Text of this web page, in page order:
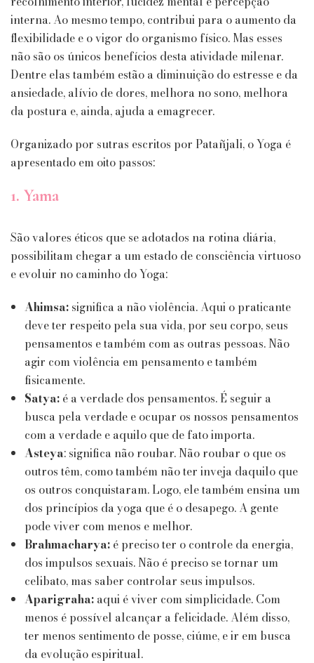
interna. Ao mesmo tempo, contribui para o aumento da
flexibilidade e o vigor do organismo físico. Mas esses
não são os únicos benefícios desta atividade milenar.
Dentre elas também estão a diminuição do estresse e da
ansiedade, alívio de dores, melhora no sono, melhora
da postura e, ainda, ajuda a emagrecer.
Organizado por sutras escritos por Patañjali, o Yoga é
apresentado em oito passos:
1. Yama
São valores éticos que se adotados na rotina diária,
possibilitam chegar a um estado de consciência virtuoso
e evoluir no caminho do Yoga:
Ahimsa: significa a não violência. Aqui o praticante
deve ter respeito pela sua vida, por seu corpo, seus
pensamentos e também com as outras pessoas. Não
agir com violência em pensamento e também
fisicamente.
Satya: é a verdade dos pensamentos. É seguir a
busca pela verdade e ocupar os nossos pensamentos
com a verdade e aquilo que de fato importa.
Asteya: significa não roubar. Não roubar o que os
outros têm, como também não ter inveja daquilo que
os outros conquistaram. Logo, ele também ensina um
dos princípios da yoga que é o desapego. A gente
pode viver com menos e melhor.
Brahmacharya: é preciso ter o controle da energia,
dos impulsos sexuais. Não é preciso se tornar um
celibato, mas saber controlar seus impulsos.
Aparigraha: aqui é viver com simplicidade. Com
menos é possível alcançar a felicidade. Além disso,
ter menos sentimento de posse, ciúme, e ir em busca
da evolução espiritual.